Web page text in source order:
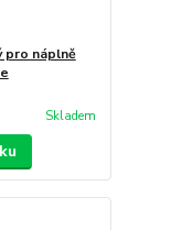
pro náplně
Skladem